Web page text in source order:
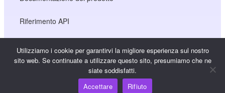
Riferimento API
Utilizziamo i cookie per garantirvi la migliore esperienza sul nostro
sito web. Se continuate a utilizzare questo sito, presumiamo che ne
siate soddisfatti.
Accettare
Rifiuto